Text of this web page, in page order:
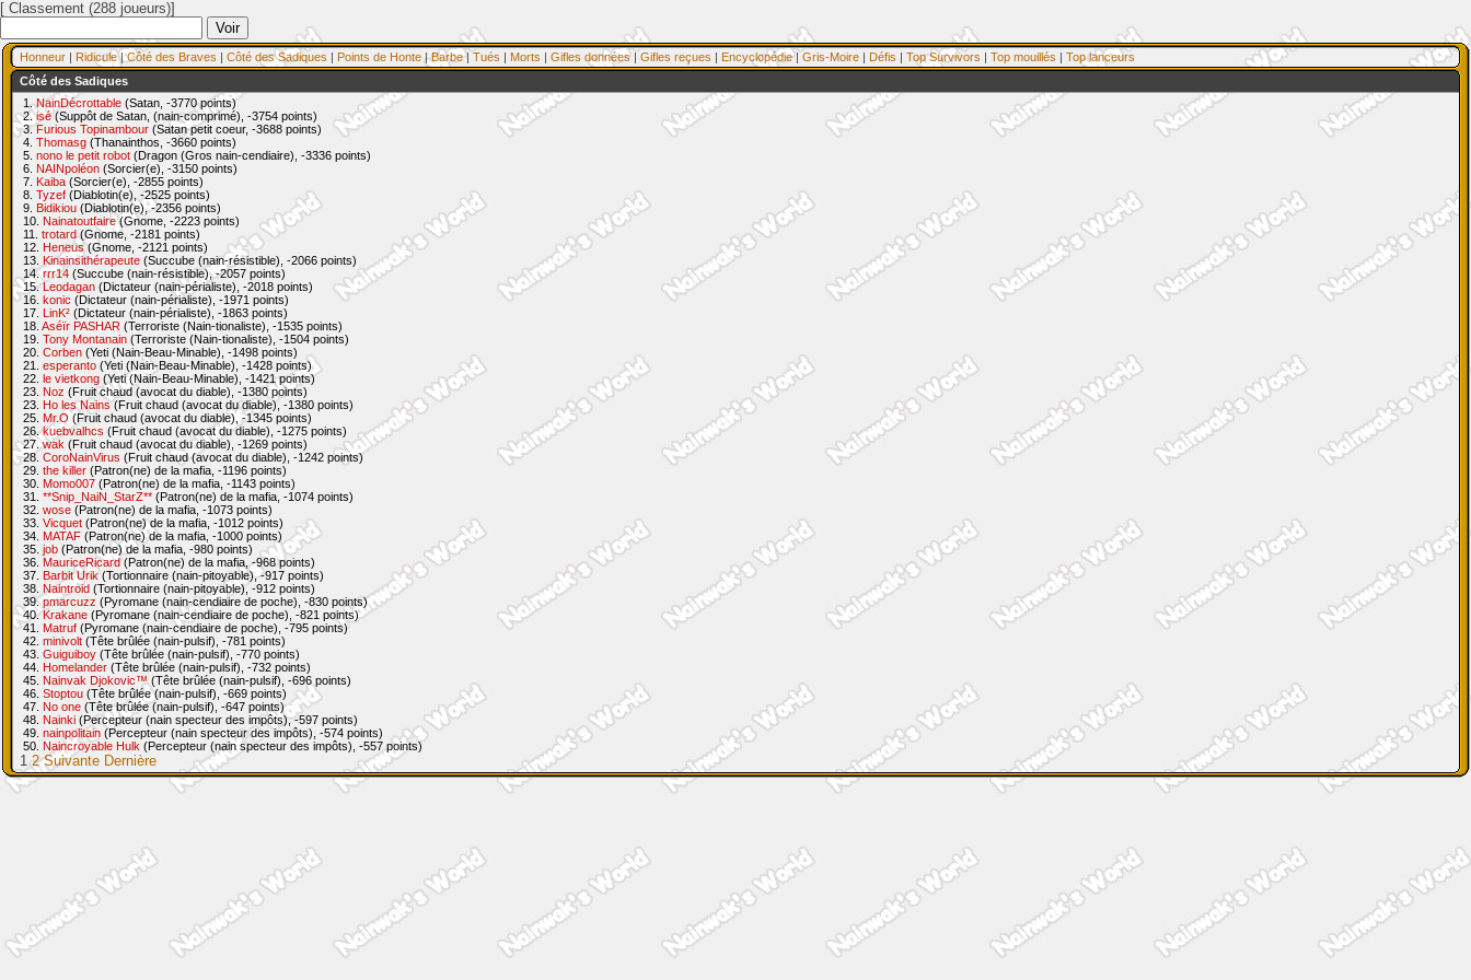
[ Classement (288 joueurs)]
Honneur | Ridicule|Côté des Braves | Côté des Sadiques | Points de Honte |Barbe| Tués | Morts | Gifles données | Gifles reçues | Encyclopédie| Gris-Moire | Défis | Top Survivors | Top mouillés | Top lanceurs
Côté des Sadiques
1. NainDécrottable (Satan, -3770 points)
2.isé(Suppôt de Satan, (nain-comprimé), -3754 points)
3. Furious Topinambour (Satan petit coeur, -3688 points)
4. Thomasg (Thanainthos, -3660 points)
5. nono le petit robot (Dragon (Gros nain-cendiaire), -3336 points)
6. NAINpoléon (Sorcier(e), -3150 points)
7. Kaiba (Sorcier(e), -2855 points)
8. Tyzef (Diablotin(e), -2525 points)
9. Bidikiou (Diablotin(e), -2356 points)
10. Nainatoutfaire(Gnome, -2223 points)
11. trotard (Gnome, -2181 points)
12. Heneus(Gnome, -2121 points)
13. Kinainsithérapeute (Succube (nain-résistible), -2066 points)
14.rrr14 (Succube (nain-résistible), -2057 points)
15.Leodagan (Dictateur (nain-périaliste), -2018 points)
16. konic (Dictateur (nain-périaliste), -1971 points)
17. LinK² (Dictateur (nain-périaliste), -1863 points)
18. Aséïr PASHAR (Terroriste (Nain-tionaliste), -1535 points)
19. Tony Montanain (Terroriste (Nain-tionaliste), -1504 points)
20. Corben (Yeti (Nain-Beau-Minable), -1498 points)
21. esperanto (Yeti (Nain-Beau-Minable), -1428 points)
22. le vietkong (Yeti (Nain-Beau-Minable), -1421 points)
23. Noz (Fruit chaud (avocat du diable), -1380 points)
23. Ho les Nains(Fruit chaud (avocat du diable), -1380 points)
25. Mr.O (Fruit chaud (avocat du diable), -1345 points)
26.kuebvalhcs (Fruit chaud (avocat du diable), -1275 points)
27.wak (Fruit chaud (avocat du diable), -1269 points)
28. CoroNainVirus (Fruit chaud (avocat du diable), -1242 points)
29. the killer (Patron(ne) de la mafia, -1196 points)
30. Momo007 (Patron(ne) de la mafia, -1143 points)
31. **Snip_NaiN_StarZ** (Patron(ne) de la mafia, -1074 points)
32. wose (Patron(ne) de la mafia, -1073 points)
33. Vicquet (Patron(ne) de la mafia, -1012 points)
34. MATAF (Patron(ne) de la mafia, -1000 points)
35. job (Patron(ne) de la mafia, -980 points)
36. MauriceRicard(Patron(ne) de la mafia, -968 points)
37. Barbit Urik(Tortionnaire (nain-pitoyable), -917 points)
38. Naintroid (Tortionnaire (nain-pitoyable), -912 points)
39.pmarcuzz (Pyromane (nain-cendiaire de poche), -830 points)
40.Krakane (Pyromane (nain-cendiaire de poche), -821 points)
41. Matruf (Pyromane (nain-cendiaire de poche), -795 points)
42. minivolt (Tête brûlée (nain-pulsif), -781 points)
43. Guiguiboy (Tête brûlée (nain-pulsif), -770 points)
44. Homelander (Tête brûlée (nain-pulsif), -732 points)
45. Nainvak Djokovic™ (Tête brûlée (nain-pulsif), -696 points)
46. Stoptou (Tête brûlée (nain-pulsif), -669 points)
47. No one (Tête brûlée (nain-pulsif), -647 points)
48. Nainki (Percepteur (nain specteur des impôts), -597 points)
49. nainpolitain (Percepteur (nain specteur des impôts), -574 points)
50. Naincroyable Hulk (Percepteur (nain specteur des impôts), -557 points)
1 2 Suivante Dernière